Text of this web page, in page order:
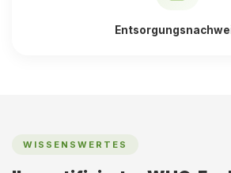
WISSENSWERTES